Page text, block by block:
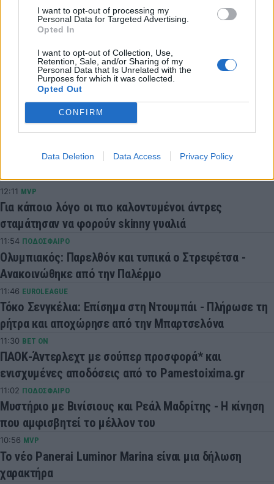
I want to opt-out of processing my
Personal Data for Targeted Advertising.
Opted In
I want to opt-out of Collection, Use,
Retention, Sale, and/or Sharing of my
Personal Data that Is Unrelated with the
Purposes for which it was collected.
Opted Out
CONFIRM
Data Deletion Data Access Privacy Policy
Βαριές καμπάνες για 4 συλληφθέντες σε στέκι
παράνομου τζόγου στη Θεσσαλονίκη
Βιτάλις σε Ηλιόπουλο: «Υπόσχομαι να πεθάνω για την
SUPER LEAGUE
ΠΑΟΚ: Ανακοινώθηκε η μεγάλη επιστροφή Γιαννούλη
με επικό βίντεο - «Δημήτρη, ζακέτα να πάρεις»
Παίκτης της ΑΕΚ ο Βιτάλις - Ανακοινώθηκε μέχρι το
2030
12:11 MVP
Για κάποιο λόγο οι πιο καλοντυμένοι άντρες
σταμάτησαν να φορούν skinny γυαλιά
11:54 ΠΟΔΟΣΦΑΙΡΟ
Ολυμπιακός: Παρελθόν και τυπικά ο Στρεφέτσα -
Ανακοινώθηκε από την Παλέρμο
11:46 EUROLEAGUE
Τόκο Σενγκέλια: Επίσημα στη Ντουμπάι - Πλήρωσε τη
ρήτρα και αποχώρησε από την Μπαρτσελόνα
11:30 BET ON
ΠΑΟΚ-Άντερλεχτ με σούπερ προσφορά* και
ενισχυμένες αποδόσεις από το Pamestoixima.gr
11:02 ΠΟΔΟΣΦΑΙΡΟ
Μυστήριο με Βινίσιους και Ρεάλ Μαδρίτης - Η κίνηση
που αμφισβητεί το μέλλον του
10:56 MVP
Το νέο Panerai Luminor Marina είναι μια δήλωση
χαρακτήρα